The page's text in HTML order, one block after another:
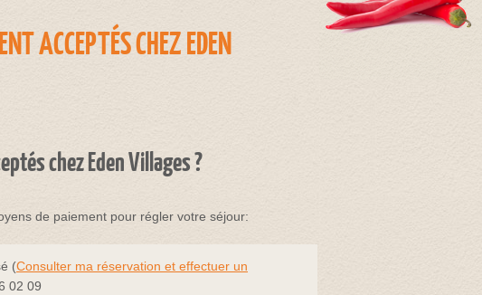
ACCEPTÉS CHEZ EDEN
chez Eden Villages ?
de paiement pour régler votre séjour:
(Consulter ma réservation et effectuer un
02 09